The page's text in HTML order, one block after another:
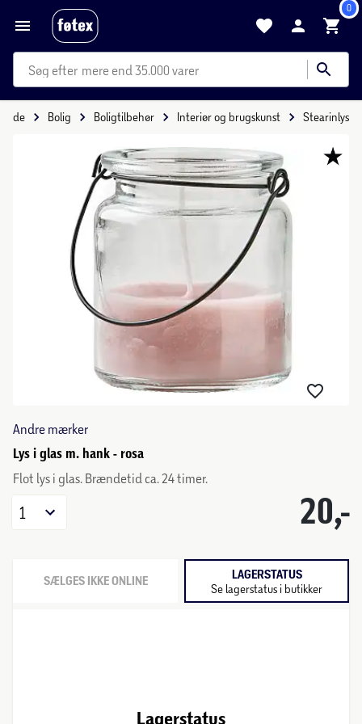
0
mere end 35.000 varer
Bolig Boligtilbehør Interiør og brugskunst Stearinlys
Andre mærker
Lys i glas m. hank - rosa
Flot lys i glas. Brændetid ca. 24 timer.
20,-
1
SÆLGES IKKE ONLINE LAGERSTATUS
Se lagerstatus i butikker
Lagerstatus